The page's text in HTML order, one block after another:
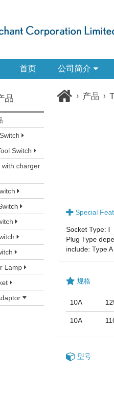
首页 公司简介
品
Switch
with charger
Lamp
› 产品 ›
Special
Socket Type: I
Plug Type
include: Type
规格
10A
10A
型号